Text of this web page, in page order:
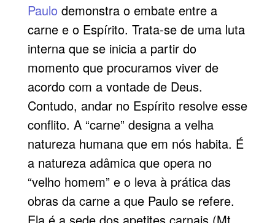
Paulodemonstra o embate entre a
carne e o Espírito. Trata-se de uma luta
interna que se inicia a partir do
momento que procuramos viver de
acordo com a vontade de Deus.
Contudo, andar no Espírito resolve esse
conflito. A “carne” designa a velha
natureza humana que em nós habita. É
a natureza adâmica que opera no
“velho homem” e o leva à prática das
obras da carne a que Paulo se refere.
Ela é a sede dos apetites carnais (Mt